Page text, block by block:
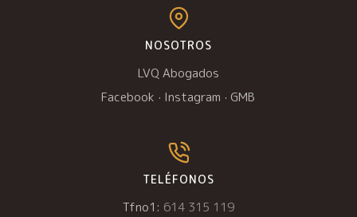
NOSOTROS
LVQ Abogados
Facebook · Instagram · GMB
TELÉFONOS
Tfno1: 614 315 119